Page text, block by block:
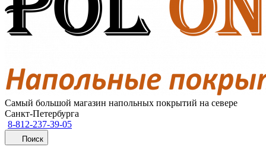
Самый большой магазин напольных покрытий на севере
Санкт-Петербурга
8-812-237-39-05
Поиск